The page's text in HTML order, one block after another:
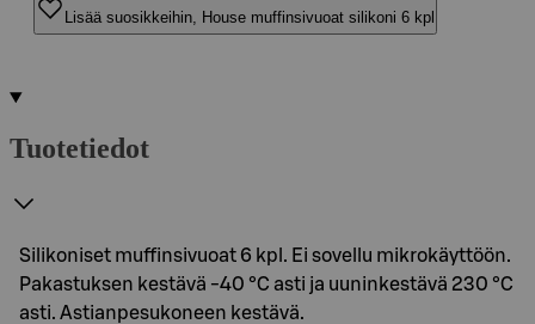
Lisää suosikkeihin, House muffinsivuoat silikoni 6 kpl
Tuotetiedot
Silikoniset muffinsivuoat 6 kpl. Ei sovellu mikrokäyttöön.
Pakastuksen kestävä -40 °C asti ja uuninkestävä 230 °C
asti. Astianpesukoneen kestävä.